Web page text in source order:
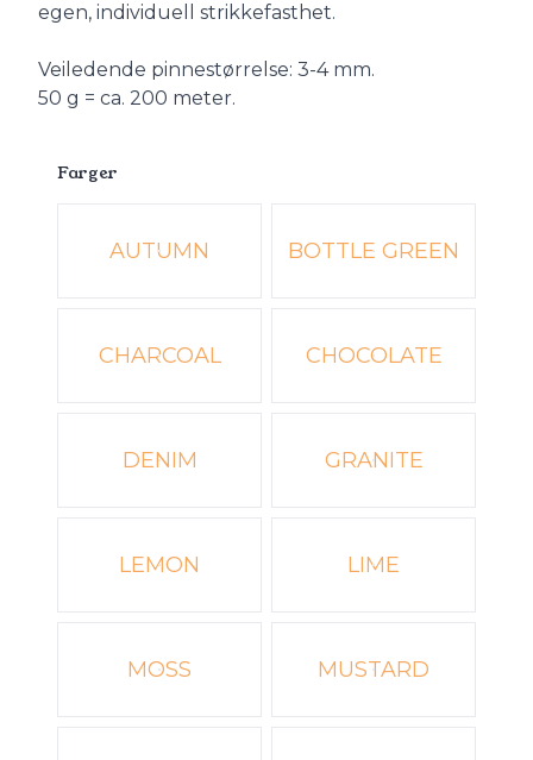
egen, individuell strikkefasthet.
Veiledende pinnestørrelse: 3-4 mm.
50 g = ca. 200 meter.
Farger
Velg en Farger
AUTUMN BOTTLE GREEN
CHARCOAL CHOCOLATE
DENIM GRANITE
LEMON LIME
MOSS MUSTARD